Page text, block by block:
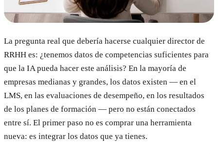
La pregunta real que debería hacerse cualquier director de
RRHH es: ¿tenemos datos de competencias suficientes para
que la IA pueda hacer este análisis? En la mayoría de
empresas medianas y grandes, los datos existen — en el
LMS, en las evaluaciones de desempeño, en los resultados
de los planes de formación — pero no están conectados
entre sí. El primer paso no es comprar una herramienta
nueva: es integrar los datos que ya tienes.